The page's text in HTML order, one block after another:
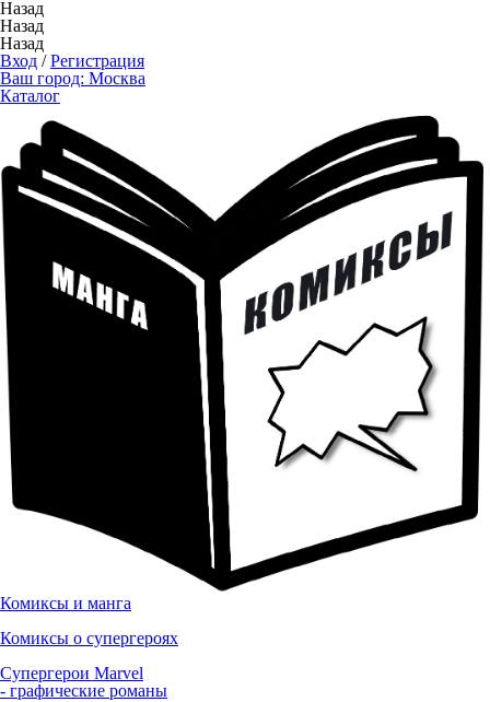
Назад
Назад
Назад
Вход /Регистрация
Ваш город: Москва
Каталог
Комиксы и манга
Комиксы о супергероях
Супергерои Marvel
- графические романы